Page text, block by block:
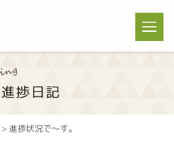
> 進捗状況で～す。